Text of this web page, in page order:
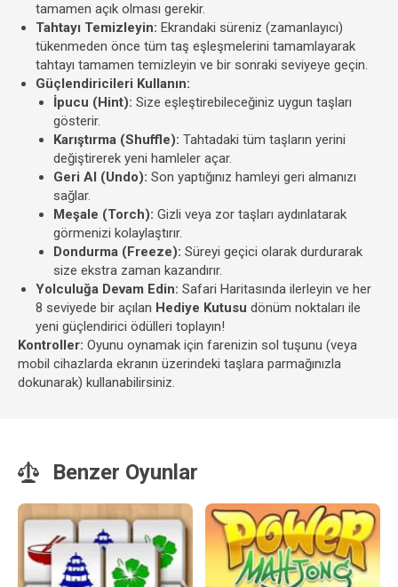
tamamen açık olması gerekir.
Tahtayı Temizleyin: Ekrandaki süreniz (zamanlayıcı)
tükenmeden önce tüm taş eşleşmelerini tamamlayarak
tahtayı tamamen temizleyin ve bir sonraki seviyeye geçin.
Güçlendiricileri Kullanın:
İpucu (Hint): Size eşleştirebileceğiniz uygun taşları
gösterir.
Karıştırma (Shuffle): Tahtadaki tüm taşların yerini
değiştirerek yeni hamleler açar.
Geri Al (Undo): Son yaptığınız hamleyi geri almanızı
sağlar.
Meşale (Torch): Gizli veya zor taşları aydınlatarak
görmenizi kolaylaştırır.
Dondurma (Freeze): Süreyi geçici olarak durdurarak
size ekstra zaman kazandırır.
Yolculuğa Devam Edin: Safari Haritasında ilerleyin ve her
8 seviyede bir açılan Hediye Kutusu dönüm noktaları ile
yeni güçlendirici ödülleri toplayın!
Kontroller: Oyunu oynamak için farenizin sol tuşunu (veya
mobil cihazlarda ekranın üzerindeki taşlara parmağınızla
dokunarak) kullanabilirsiniz.
Benzer Oyunlar